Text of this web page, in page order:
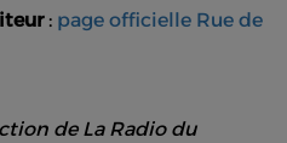
: page officielle Rue de
de La Radio du